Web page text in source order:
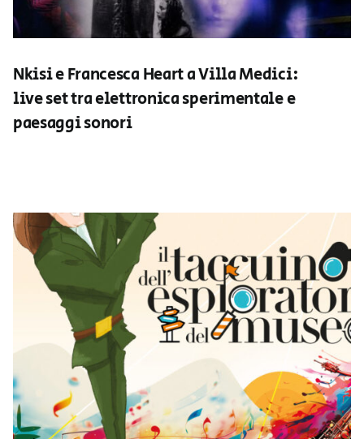
Nkisi e Francesca Heart a Villa Medici:
live set tra elettronica sperimentale e
paesaggi sonori